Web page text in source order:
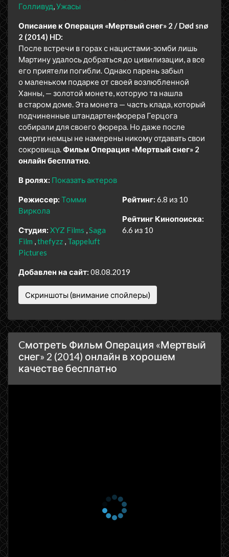
Голливуд Ужасы
Описание к Операция «Мертвый снег» 2 / Død snø
2 (2014) HD:
После встречи в горах с нацистами-зомби лишь
Мартину удалось добраться до цивилизации, а все
его приятели погибли. Однако парень забыл
о маленьком подарке от своей возлюбленной
Ханны, — золотой монете, которую та нашла
в старом доме. Эта монета — часть клада, который
подчиненные штандартенфюрера Герцога
собирали для своего фюрера. Но даже после
смерти немцы не намерены никому отдавать свои
сокровища.Фильм Операция «Мертвый снег» 2
онлайн бесплатно.
В ролях: Показать актеров
Режиссер: Томми
Виркола
Студия: XYZ Films Saga
Film thefyzz Tappeluft
Pictures
Рейтинг: 6.8 из 10
Рейтинг Кинопоиска:
6.6 из 10
Добавлен на сайт: 08.08.2019
Скриншоты (внимание спойлеры)
Cмотреть Фильм Операция «Мертвый
снег» 2 (2014) онлайн в хорошем
качестве бесплатно